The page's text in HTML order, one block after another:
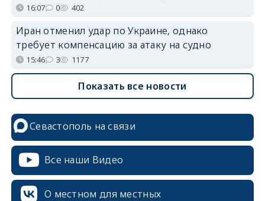
16:07 0 402
Иран отменил удар по Украине, однако
требует компенсацию за атаку на судно
15:46 3 1177
Показать все новости
Севастополь на связи
Все наши Видео
О местном для местных